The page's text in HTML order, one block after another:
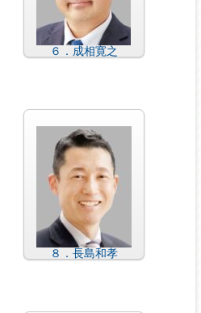
６．成相寛之
８．長島和孝